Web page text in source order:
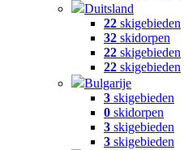
Duitsland
22 skigebieden
32 skidorpen
22 skigebieden
22 skigebieden
Bulgarije
3 skigebieden
0 skidorpen
3 skigebieden
3 skigebieden